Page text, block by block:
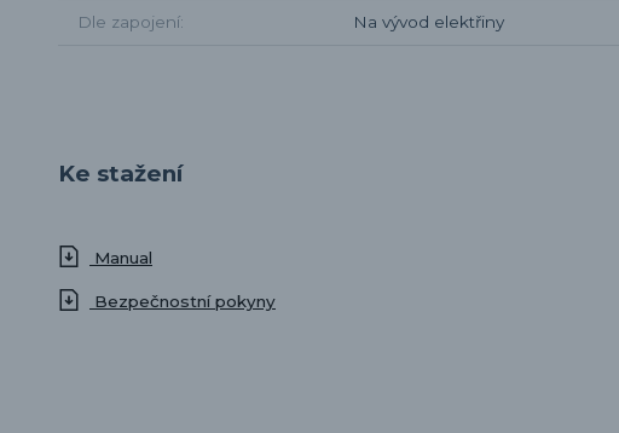
Dle zapojení Na vývod elektřiny
Ke stažení
Manual
Bezpečnostní pokyny